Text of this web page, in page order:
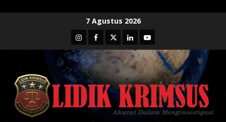
7 Agustus 2026
InstagramFacebook
TwitterLinkedinYoutube